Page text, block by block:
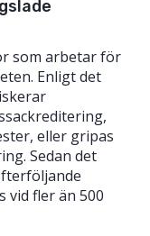
som arbetar för
Enligt det
eller gripas
Sedan det
fler än 500